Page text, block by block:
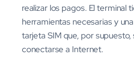
realizar los pagos. El terminal
herramientas necesarias y
tarjeta SIM que, por supuesto,
conectarse a Internet.